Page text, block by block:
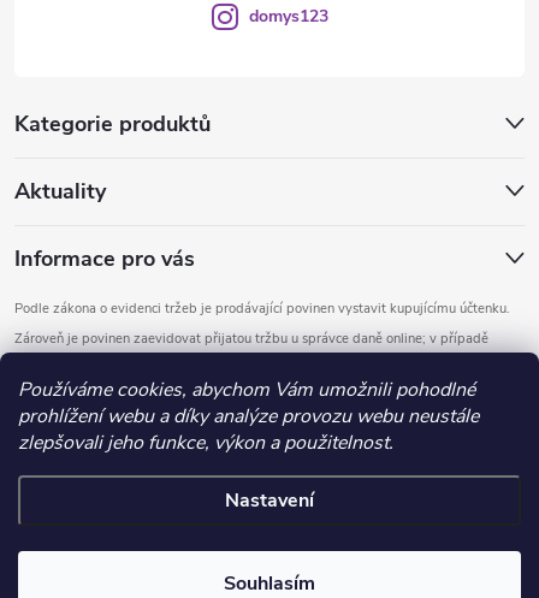
Používáme cookies, abychom Vám umožnili pohodlné
prohlížení webu a díky analýze provozu webu neustále
zlepšovali jeho funkce, výkon a použitelnost.
Nastavení
Souhlasím
Kategorie produktů
Aktuality
Informace pro vás
Podle zákona o evidenci tržeb je prodávající povinen vystavit kupujícímu účtenku.
Zároveň je povinen zaevidovat přijatou tržbu u správce daně online; v případě
domys123
Vytvořil Shoptet
Copyright 2026DOMYS. Všechna práva vyhrazena.
.detail-parameters img, .basic-description img, .extended-description